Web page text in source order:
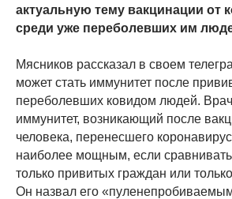
актуальную тему вакцинации от
среди уже переболевших им
Мясников рассказал в своем
может стать иммунитет после
переболевших ковидом людей. Врач
иммунитет, возникающий после
человека, перенесшего
наиболее мощным, если сравнивать
только привитых граждан или
Он назвал его